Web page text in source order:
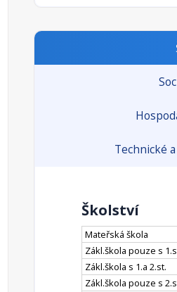
Technické
Školství
Mateřská škola
Zákl.škola pouze s
Zákl.škola s 1.a 2.st.
Zákl.škola pouze s